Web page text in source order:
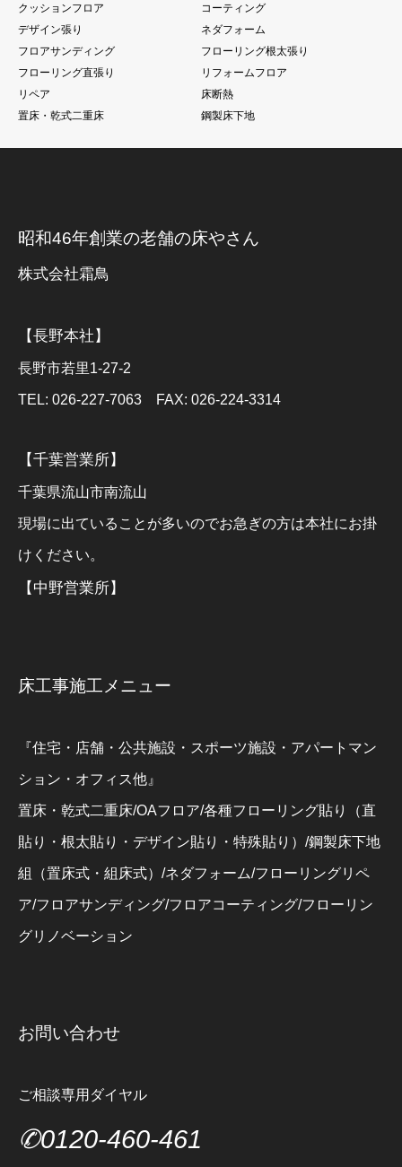
クッションフロア
コーティング
デザイン張り
ネダフォーム
フロアサンディング
フローリング根太張り
フローリング直張り
リフォームフロア
リペア
床断熱
置床・乾式二重床
鋼製床下地
昭和46年創業の老舗の床やさん
株式会社霜鳥
【長野本社】
長野市若里1-27-2
TEL: 026-227-7063 FAX: 026-224-3314
【千葉営業所】
千葉県流山市南流山
現場に出ていることが多いのでお急ぎの方は本社にお掛
けください。
【中野営業所】
床工事施工メニュー
『住宅・店舗・公共施設・スポーツ施設・アパートマン
ション・オフィス他』
置床・乾式二重床/OAフロア/各種フローリング貼り（直
貼り・根太貼り・デザイン貼り・特殊貼り）/鋼製床下地
組（置床式・組床式）/ネダフォーム/フローリングリペ
ア/フロアサンディング/フロアコーティング/フローリン
グリノベーション
お問い合わせ
ご相談専用ダイヤル
✆0120-460-461